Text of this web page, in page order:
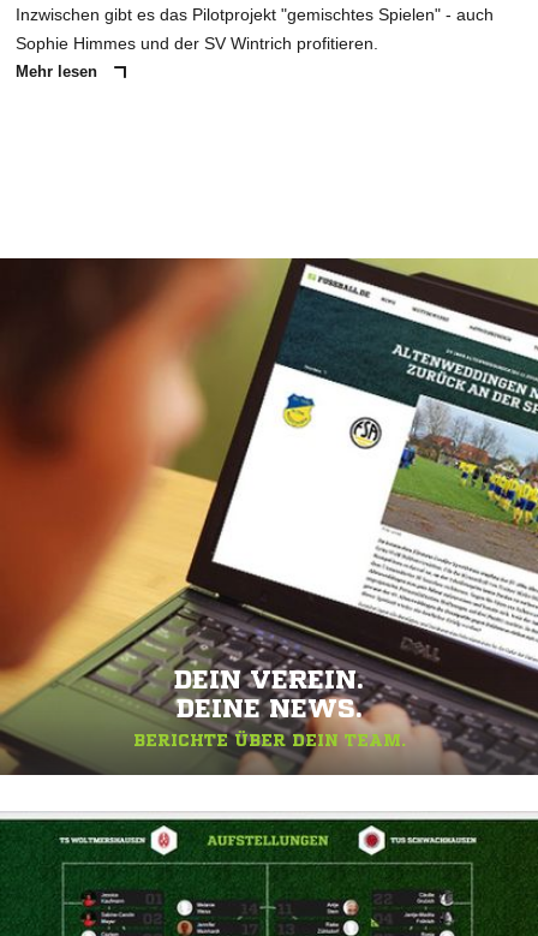
Inzwischen gibt es das Pilotprojekt "gemischtes Spielen" - auch
Sophie Himmes und der SV Wintrich profitieren.
Mehr lesen
DEIN VEREIN.
DEINE NEWS.
BERICHTE ÜBER DEIN TEAM.